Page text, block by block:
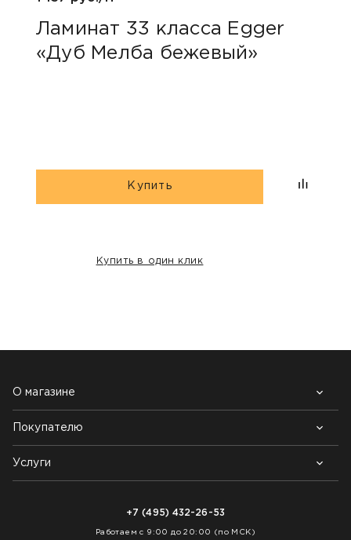
Ламинат 33 класса Egger
«Дуб Мелба бежевый»
Купить
Купить в один клик
О магазине
Почему выбирают нас
Контакты
Блог
Покупателю
Возврат товара
Как заказать
Услуги
+7 (495) 432-26-53
Работаем с 9:00 до 20:00 (по МСК)